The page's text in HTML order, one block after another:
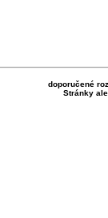
doporučené
Stránky